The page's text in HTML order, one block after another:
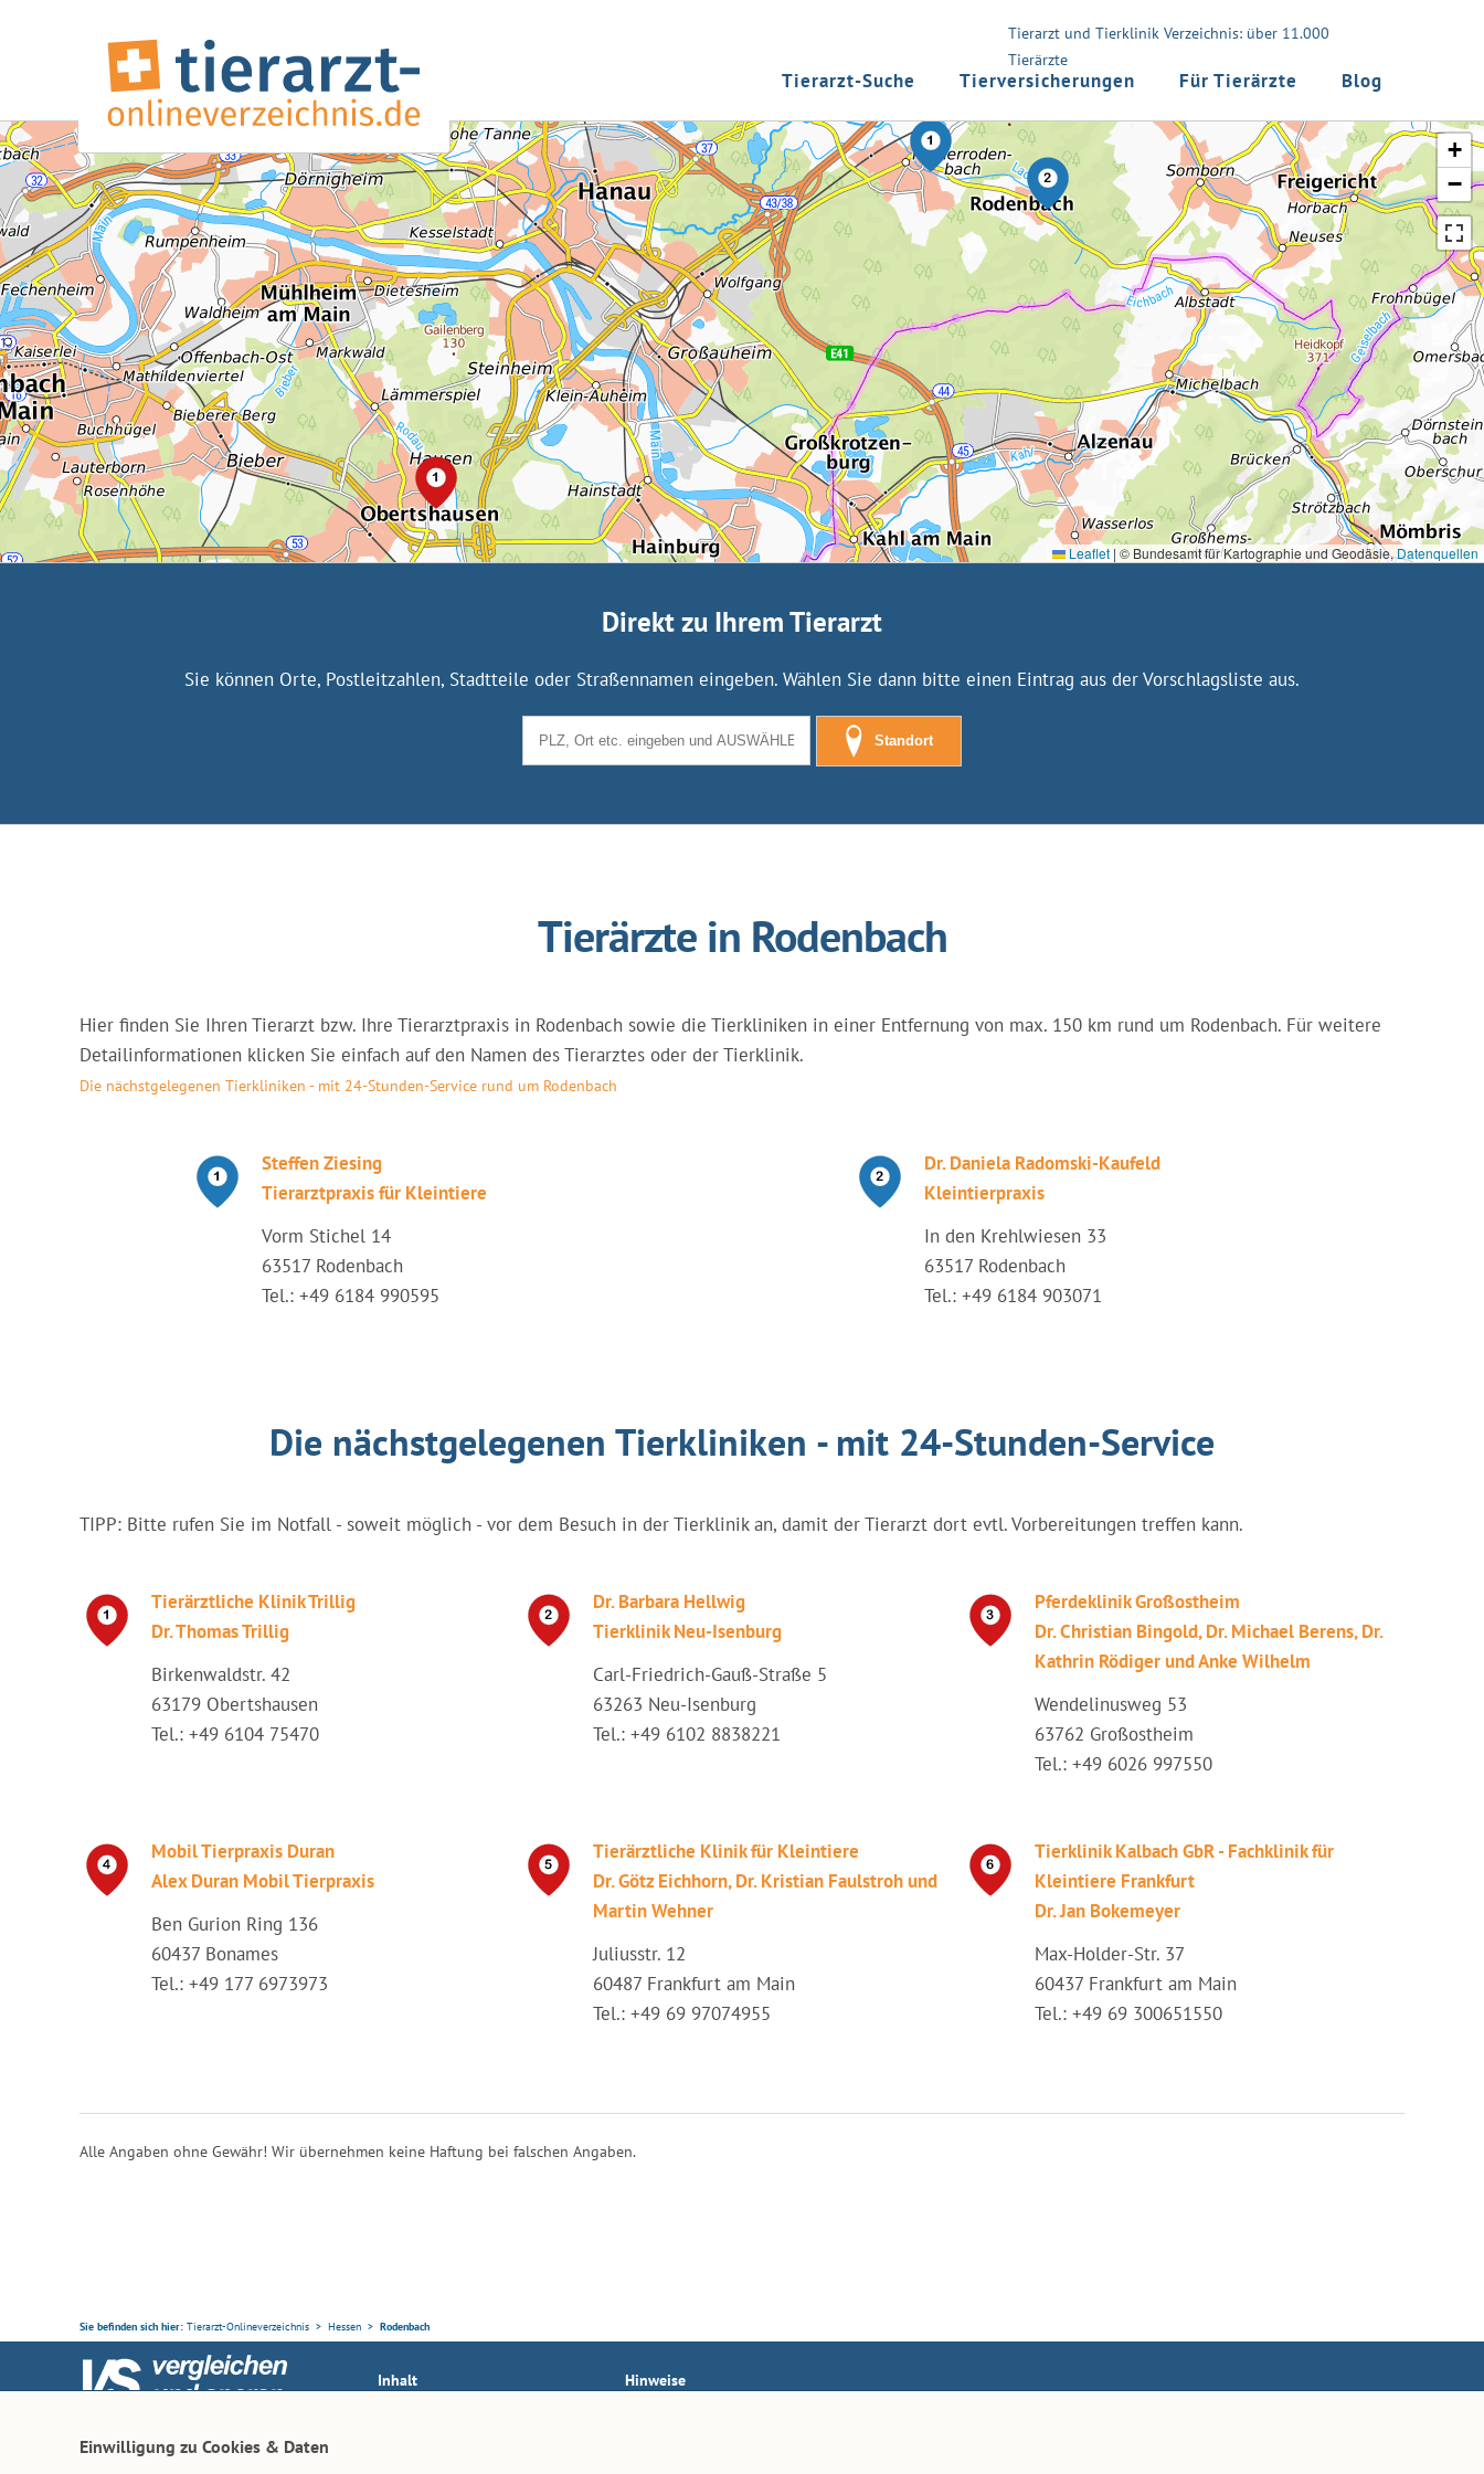
Tierarzt und Tierklinik Verzeichnis: über 11.000
Tierärzte
Tierarzt-Suche Tierversicherungen Für Tierärzte Blog
+
−
Leaflet | © Bundesamt für Kartographie und Geodäsie,Datenquellen
Direkt zu Ihrem Tierarzt
Sie können Orte, Postleitzahlen, Stadtteile oder Straßennamen eingeben. Wählen Sie dann bitte einen Eintrag aus der Vorschlagsliste aus.
Standort
Tierärzte in Rodenbach
Hier finden Sie Ihren Tierarzt bzw. Ihre Tierarztpraxis in Rodenbach sowie die Tierkliniken in einer Entfernung von max. 150 km rund um Rodenbach. Für weitere
Detailinformationen klicken Sie einfach auf den Namen des Tierarztes oder der Tierklinik.
Die nächstgelegenen Tierkliniken - mit 24-Stunden-Service rund um Rodenbach
Steffen Ziesing
Tierarztpraxis für Kleintiere
Vorm Stichel 14
63517 Rodenbach
Tel.: +49 6184 990595
Dr. Daniela Radomski-Kaufeld
Kleintierpraxis
In den Krehlwiesen 33
63517 Rodenbach
Tel.: +49 6184 903071
Die nächstgelegenen Tierkliniken - mit 24-Stunden-Service
TIPP: Bitte rufen Sie im Notfall - soweit möglich - vor dem Besuch in der Tierklinik an, damit der Tierarzt dort evtl. Vorbereitungen treffen kann.
Tierärztliche Klinik Trillig
Dr. Thomas Trillig
Birkenwaldstr. 42
63179 Obertshausen
Tel.: +49 6104 75470
Dr. Barbara Hellwig
Tierklinik Neu-Isenburg
Carl-Friedrich-Gauß-Straße 5
63263 Neu-Isenburg
Tel.: +49 6102 8838221
Pferdeklinik Großostheim
Dr. Christian Bingold, Dr. Michael Berens, Dr.
Kathrin Rödiger und Anke Wilhelm
Wendelinusweg 53
63762 Großostheim
Tel.: +49 6026 997550
Mobil Tierpraxis Duran
Alex Duran Mobil Tierpraxis
Ben Gurion Ring 136
60437 Bonames
Tel.: +49 177 6973973
Tierärztliche Klinik für Kleintiere
Dr. Götz Eichhorn, Dr. Kristian Faulstroh und
Martin Wehner
Juliusstr. 12
60487 Frankfurt am Main
Tel.: +49 69 97074955
Tierklinik Kalbach GbR - Fachklinik für
Kleintiere Frankfurt
Dr. Jan Bokemeyer
Max-Holder-Str. 37
60437 Frankfurt am Main
Tel.: +49 69 300651550
Alle Angaben ohne Gewähr! Wir übernehmen keine Haftung bei falschen Angaben.
Sie befinden sich hier: Tierarzt-Onlineverzeichnis Hessen Rodenbach
Inhalt
Hinweise
Einwilligung zu Cookies & Daten